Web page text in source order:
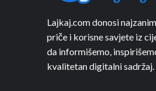
Lajkaj.com donosi
priče i korisne savjete iz
da informišemo,
kvalitetan digitalni sadržaj.